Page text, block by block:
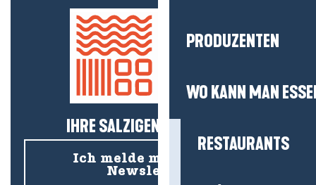
PRODUZENTEN
WO KANN MAN
RESTAURANTS
IHRE SALZIGEN NEUIGKEITEN!
Ich melde mich für den
Newsletter an